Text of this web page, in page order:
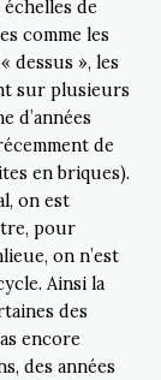
de
comme les
dessus », les
sur plusieurs
d’années
de
en briques).
on est
pour
on n’est
Ainsi la
des
encore
des années